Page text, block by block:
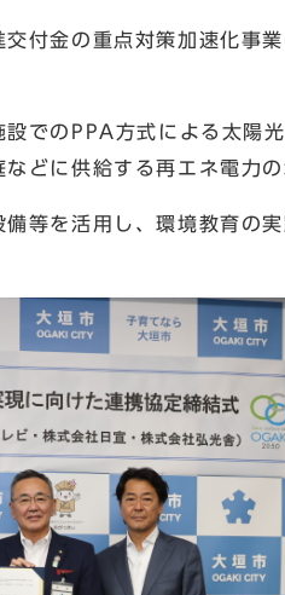
付金の重点対策加速化事
でのPPA方式による太陽
どに供給する再エネ電力
等を活用し、環境教育の